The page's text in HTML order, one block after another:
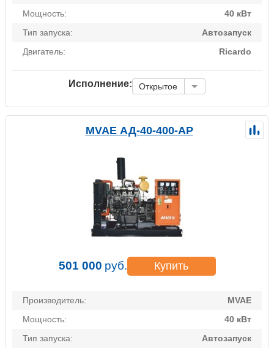
Мощность:
40 кВт
Тип запуска:
Автозапуск
Двигатель:
Ricardo
Исполнение: Открытое
MVAE АД-40-400-АР
501 000 руб. Купить
Производитель:
MVAE
Мощность:
40 кВт
Тип запуска:
Автозапуск